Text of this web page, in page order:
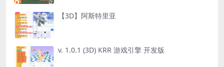
【3D】阿斯特里亚
v. 1.0.1 (3D) KRR 游戏引擎 开发版